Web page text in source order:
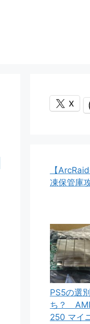
X
【
凍保管庫
PS5の選
ち？
250 マイ